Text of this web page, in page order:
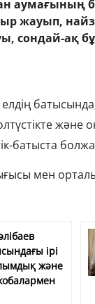
аумағының
жауып,
сондай-ақ
және
батыста
мен
ірі
және